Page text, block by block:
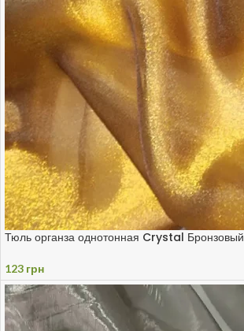
Тюль органза однотонная Crystal Бронзовый
123 грн